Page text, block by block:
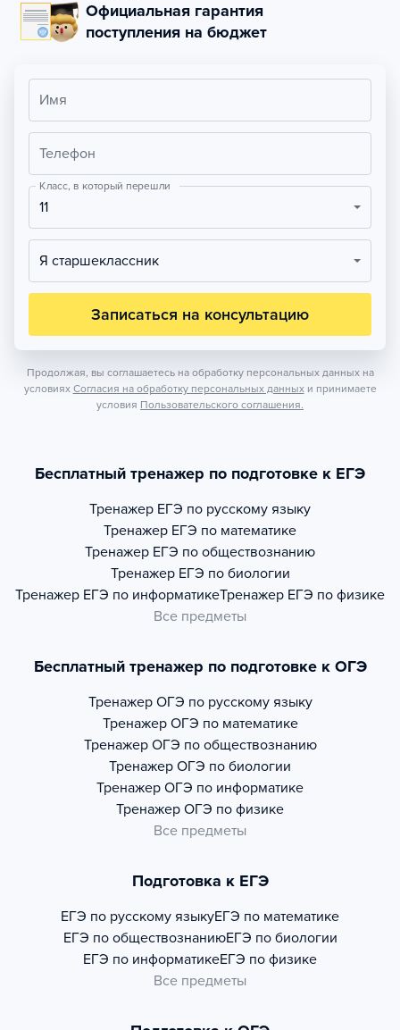
Официальная гарантия
поступления на бюджет
Имя
Телефон
Класс, в который перешли
11
Я старшеклассник
Записаться на консультацию
Продолжая, вы соглашаетесь на обработку персональных данных на
условиях Согласия на обработку персональных данных и принимаете
условия Пользовательского соглашения.
Бесплатный тренажер по подготовке к ЕГЭ
Тренажер ЕГЭ по русскому языку
Тренажер ЕГЭ по математике
Тренажер ЕГЭ по обществознанию
Тренажер ЕГЭ по биологии
Тренажер ЕГЭ по информатикеТренажер ЕГЭ по физике
Все предметы
Бесплатный тренажер по подготовке к ОГЭ
Тренажер ОГЭ по русскому языку
Тренажер ОГЭ по математике
Тренажер ОГЭ по обществознанию
Тренажер ОГЭ по биологии
Тренажер ОГЭ по информатике
Тренажер ОГЭ по физике
Все предметы
Подготовка к ЕГЭ
ЕГЭ по русскому языкуЕГЭ по математике
ЕГЭ по обществознаниюЕГЭ по биологии
ЕГЭ по информатикеЕГЭ по физике
Все предметы